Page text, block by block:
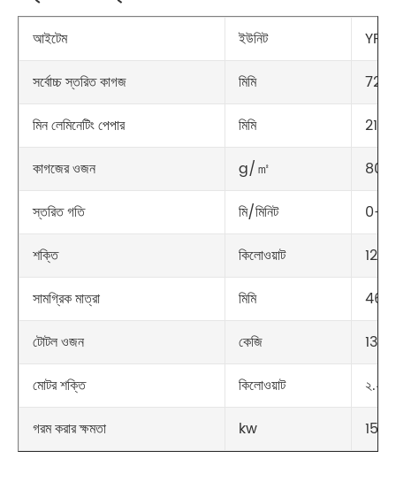
আইটেম ইউনিট
সর্বোচ্চ স্তরিত কাগজ মিমি 720
মিন লেমিনেটিং পেপার মিমি 210
কাগজের ওজন g/㎡ 80-
স্তরিত গতি মি/মিনিট 0-
শক্তি কিলোওয়াট
সামগ্রিক মাত্রা মিমি
টোটল ওজন কেজি
মোটর শক্তি কিলোওয়াট ২.২
গরম করার ক্ষমতা kw 15